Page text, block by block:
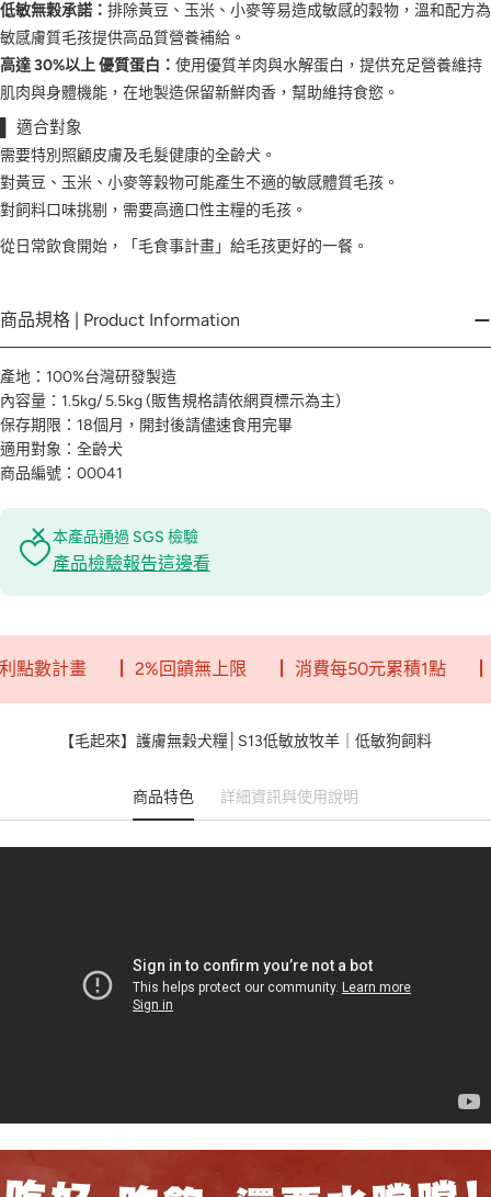
低敏無穀承諾： 排除黃豆、玉米、小麥等易造成敏感的穀物，溫和配方為
敏感膚質毛孩提供高品質營養補給。
高達 30%以上 優質蛋白： 使用優質羊肉與水解蛋白，提供充足營養維持
肌肉與身體機能，在地製造保留新鮮肉香，幫助維持食慾。
▌ 適合對象
需要特別照顧皮膚及毛髮健康的全齡犬。
對黃豆、玉米、小麥等穀物可能產生不適的敏感體質毛孩。
對飼料口味挑剔，需要高適口性主糧的毛孩。
從日常飲食開始，「毛食事計畫」給毛孩更好的一餐。
商品規格 | Product Information
產地：100%台灣研發製造
內容量：1.5kg/ 5.5kg (販售規格請依網頁標示為主)
保存期限：18個月，開封後請儘速食用完畢
適用對象：全齡犬
商品編號：00041
本產品通過 SGS 檢驗
產品檢驗報告這邊看
┃ 2%回饋無上限 ┃ 消費每50元累積1點 ┃ 一點就是
【毛起來】護膚無穀犬糧│S13低敏放牧羊｜低敏狗飼料
商品特色 詳細資訊與使用說明